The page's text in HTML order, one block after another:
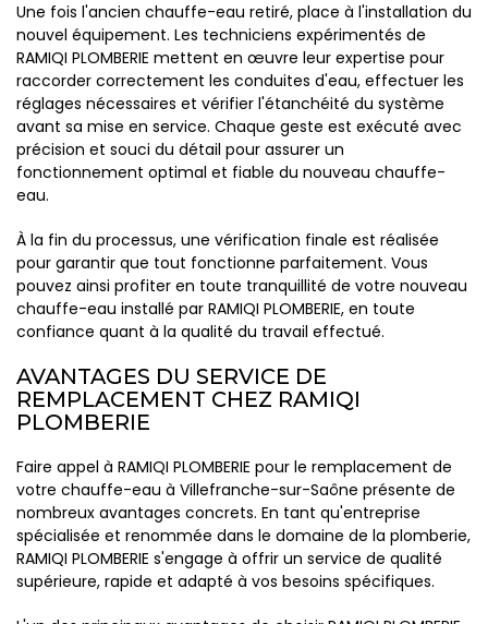
Une fois l'ancien chauffe-eau retiré, place à l'installation du
nouvel équipement. Les techniciens expérimentés de
RAMIQI PLOMBERIE mettent en œuvre leur expertise pour
raccorder correctement les conduites d'eau, effectuer les
réglages nécessaires et vérifier l'étanchéité du système
avant sa mise en service. Chaque geste est exécuté avec
précision et souci du détail pour assurer un
fonctionnement optimal et fiable du nouveau chauffe-
eau.
À la fin du processus, une vérification finale est réalisée
pour garantir que tout fonctionne parfaitement. Vous
pouvez ainsi profiter en toute tranquillité de votre nouveau
chauffe-eau installé par RAMIQI PLOMBERIE, en toute
confiance quant à la qualité du travail effectué.
AVANTAGES DU SERVICE DE
REMPLACEMENT CHEZ RAMIQI
PLOMBERIE
Faire appel à RAMIQI PLOMBERIE pour le remplacement de
votre chauffe-eau à Villefranche-sur-Saône présente de
nombreux avantages concrets. En tant qu'entreprise
spécialisée et renommée dans le domaine de la plomberie,
RAMIQI PLOMBERIE s'engage à offrir un service de qualité
supérieure, rapide et adapté à vos besoins spécifiques.